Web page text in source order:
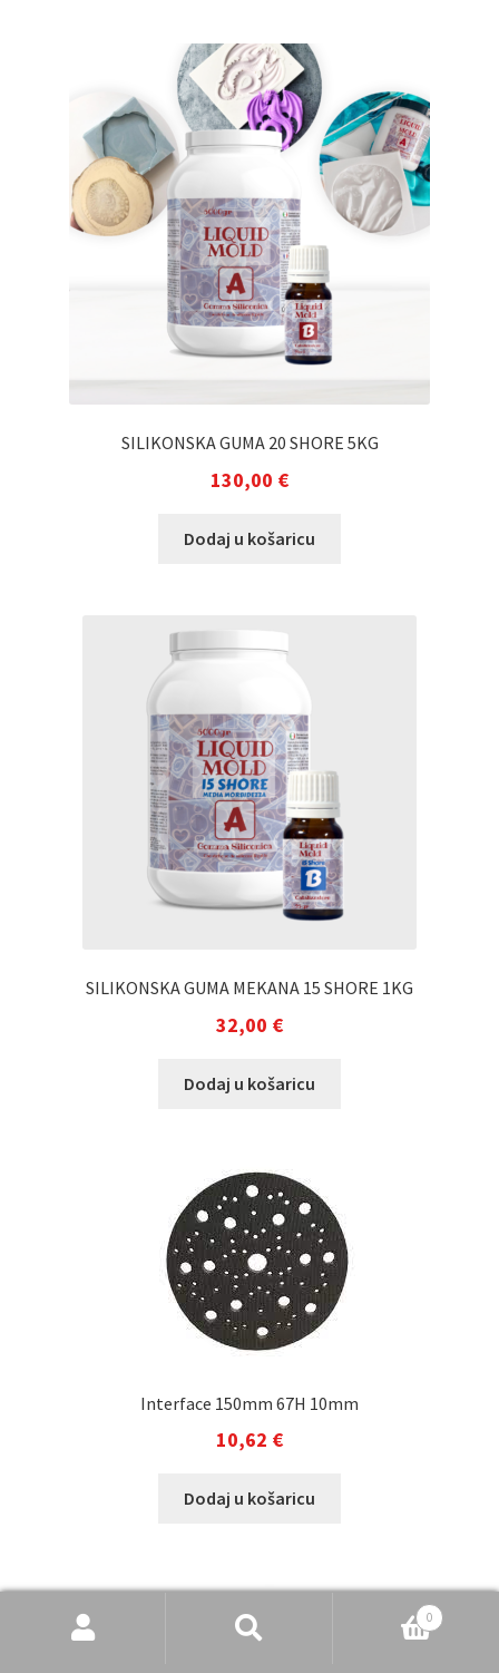
SILIKONSKA GUMA 20 SHORE 5KG
130,00 €
Dodaj u košaricu
SILIKONSKA GUMA MEKANA 15 SHORE 1KG
32,00 €
Dodaj u košaricu
Interface 150mm 67H 10mm
10,62 €
Dodaj u košaricu
0